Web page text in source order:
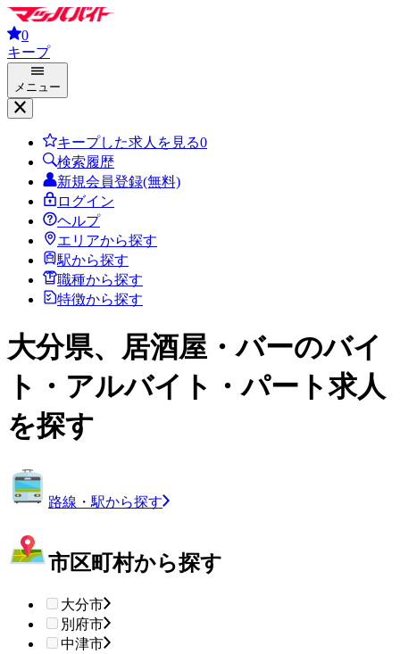
0
キープ
メニュー
キープした求人を見る0
検索履歴
新規会員登録(無料)
ログイン
ヘルプ
エリアから探す
駅から探す
職種から探す
特徴から探す
大分県、居酒屋・バーのバイ
ト・アルバイト・パート求人
を探す
路線・駅から探す
市区町村から探す
大分市
別府市
中津市